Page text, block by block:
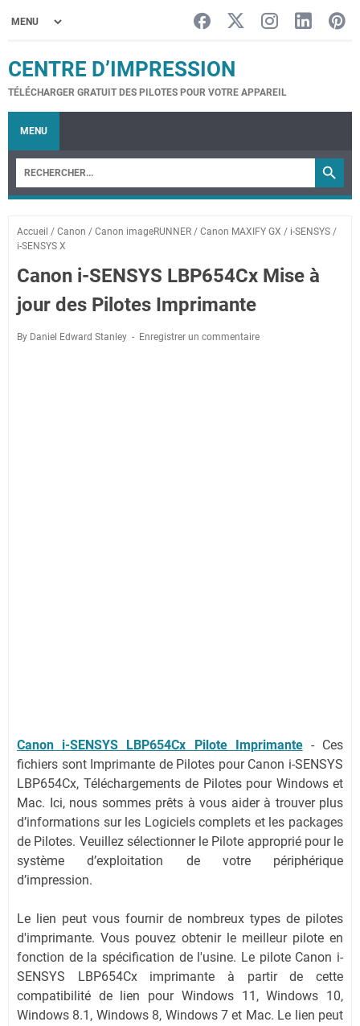
CENTRE D’IMPRESSION
TÉLÉCHARGER GRATUIT DES PILOTES POUR VOTRE APPAREIL
MENU
Accueil / Canon / Canon imageRUNNER / Canon MAXIFY GX / i-SENSYS /
i-SENSYS X
Canon i-SENSYS LBP654Cx Mise à
jour des Pilotes Imprimante
By Daniel Edward Stanley Enregistrer un commentaire
Canon i-SENSYS LBP654Cx Pilote Imprimante - Ces
fichiers sont Imprimante de Pilotes pour Canon i-SENSYS
LBP654Cx, Téléchargements de Pilotes pour Windows et
Mac. Ici, nous sommes prêts à vous aider à trouver plus
d’informations sur les Logiciels complets et les packages
de Pilotes. Veuillez sélectionner le Pilote approprié pour le
système d’exploitation de votre périphérique
d’impression.
Le lien peut vous fournir de nombreux types de pilotes
d'imprimante. Vous pouvez obtenir le meilleur pilote en
fonction de la spécification de l'usine. Le pilote Canon i-
SENSYS LBP654Cx imprimante à partir de cette
compatibilité de lien pour Windows 11, Windows 10,
Windows 8.1, Windows 8, Windows 7 et Mac. Le lien peut